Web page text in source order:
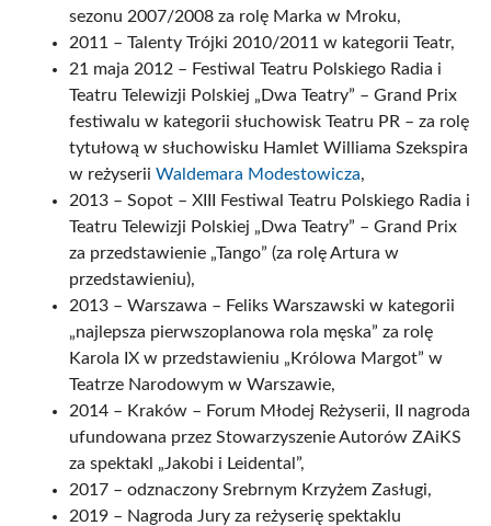
sezonu 2007/2008 za rolę Marka w Mroku,
2011 – Talenty Trójki 2010/2011 w kategorii Teatr,
21 maja 2012 – Festiwal Teatru Polskiego Radia i
Teatru Telewizji Polskiej „Dwa Teatry” – Grand Prix
festiwalu w kategorii słuchowisk Teatru PR – za rolę
tytułową w słuchowisku Hamlet Williama Szekspira
w reżyserii Waldemara Modestowicza,
2013 – Sopot – XIII Festiwal Teatru Polskiego Radia i
Teatru Telewizji Polskiej „Dwa Teatry” – Grand Prix
za przedstawienie „Tango” (za rolę Artura w
przedstawieniu),
2013 – Warszawa – Feliks Warszawski w kategorii
„najlepsza pierwszoplanowa rola męska” za rolę
Karola IX w przedstawieniu „Królowa Margot” w
Teatrze Narodowym w Warszawie,
2014 – Kraków – Forum Młodej Reżyserii, II nagroda
ufundowana przez Stowarzyszenie Autorów ZAiKS
za spektakl „Jakobi i Leidental”,
2017 – odznaczony Srebrnym Krzyżem Zasługi,
2019 – Nagroda Jury za reżyserię spektaklu